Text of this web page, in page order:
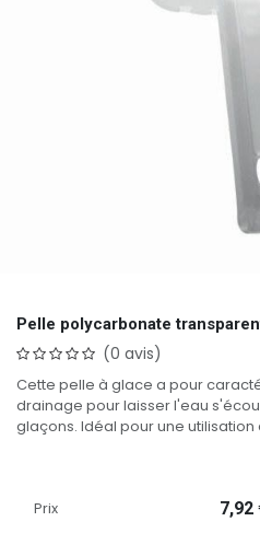
Pelle polycarbonate
(0 avis)
Cette pelle à glace a pour
drainage pour laisser l'eau
glaçons. Idéal pour une
Prix 7,92